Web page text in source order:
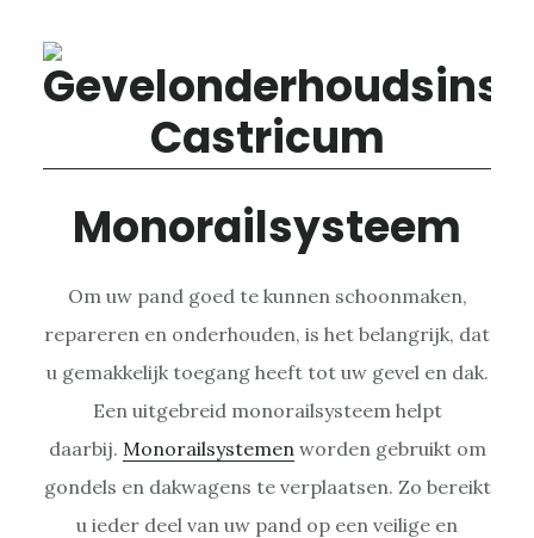
Monorailsysteem
Om uw pand goed te kunnen schoonmaken,
repareren en onderhouden, is het belangrijk, dat
u gemakkelijk toegang heeft tot uw gevel en dak.
Een uitgebreid monorailsysteem helpt
daarbij. Monorailsystemen worden gebruikt om
gondels en dakwagens te verplaatsen. Zo bereikt
u ieder deel van uw pand op een veilige en